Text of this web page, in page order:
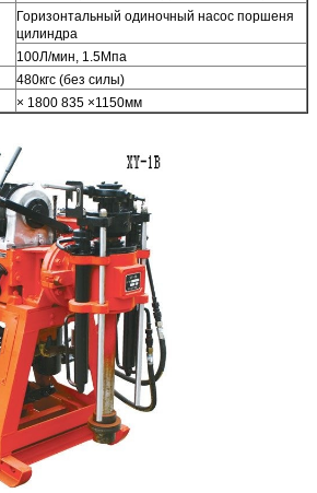
Горизонтальный одиночный насос поршеня
цилиндра
100Л/мин, 1.5Мпа
480кгс (без силы)
× 1800 835 ×1150мм